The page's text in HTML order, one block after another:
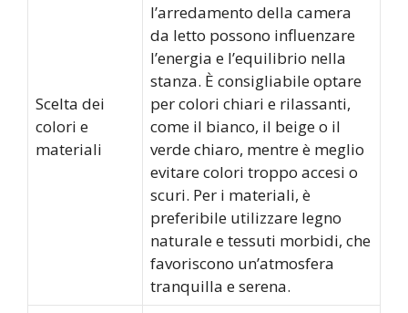
Scelta dei
colori e
materiali
l’arredamento della camera
da letto possono influenzare
l’energia e l’equilibrio nella
stanza. È consigliabile optare
per colori chiari e rilassanti,
come il bianco, il beige o il
verde chiaro, mentre è meglio
evitare colori troppo accesi o
scuri. Per i materiali, è
preferibile utilizzare legno
naturale e tessuti morbidi, che
favoriscono un’atmosfera
tranquilla e serena.